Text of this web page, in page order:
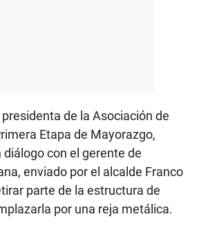
de la Asociación de
Etapa de Mayorazgo,
con el gerente de
enviado por el alcalde Franco
parte de la estructura de
por una reja metálica.